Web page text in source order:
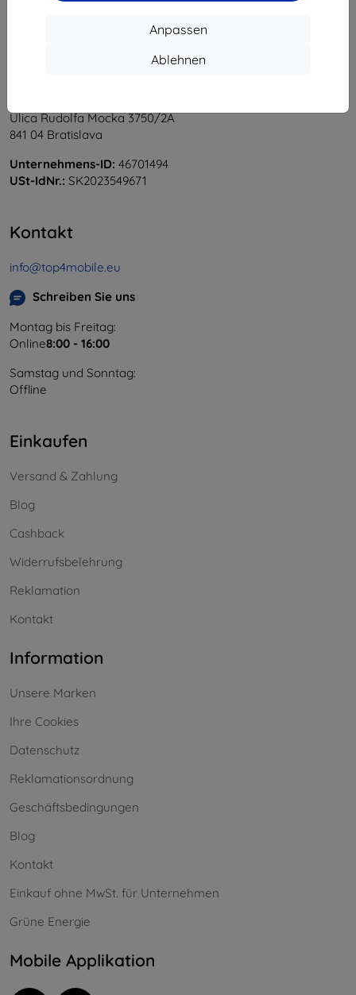
Anpassen
Ablehnen
Ulica Rudolfa Mocka 3750/2A
841 04 Bratislava
Unternehmens-ID: 46701494
USt-IdNr.: SK2023549671
Kontakt
info@top4mobile.eu
Schreiben Sie uns
Montag bis Freitag:
Online8:00 - 16:00
Samstag und Sonntag:
Offline
Einkaufen
Versand & Zahlung
Blog
Cashback
Widerrufsbelehrung
Reklamation
Kontakt
Information
Unsere Marken
Ihre Cookies
Datenschutz
Reklamationsordnung
Geschäftsbedingungen
Blog
Kontakt
Einkauf ohne MwSt. für Unternehmen
Grüne Energie
Mobile Applikation